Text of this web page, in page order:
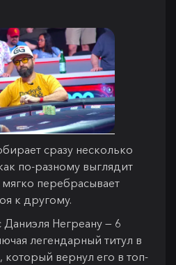
сразу несколько
по-разному выглядит
мягко перебрасывает
к другому.
Даниэля Негреану — 6
легендарный титул в
который вернул его в топ-